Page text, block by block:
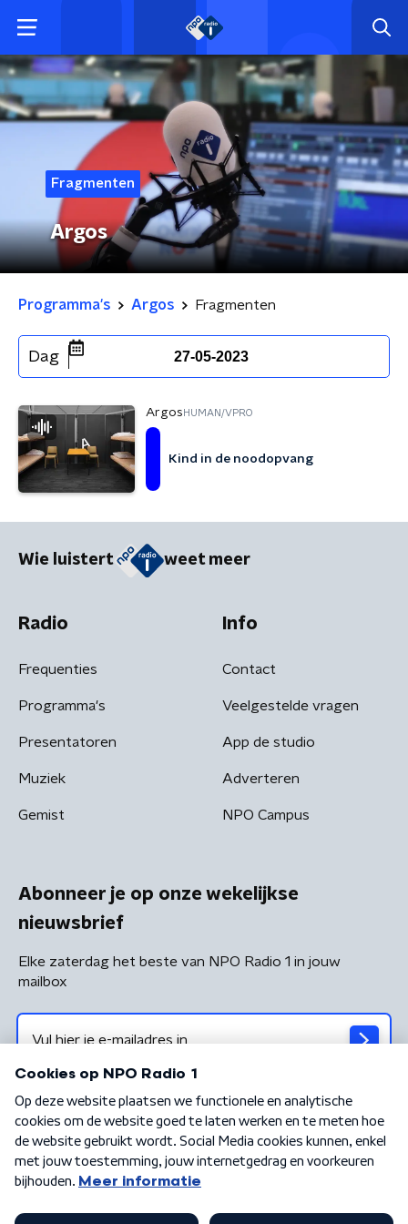
Fragmenten
Argos
Programma's Argos Fragmenten
Dag 27-05-2023
Argos HUMAN/VPRO
Kind in de noodopvang
Wie luistert weet meer
Radio
Frequenties
Programma's
Presentatoren
Muziek
Gemist
Info
Contact
Veelgestelde vragen
App de studio
Adverteren
NPO Campus
Abonneer je op onze wekelijkse
nieuwsbrief
Elke zaterdag het beste van NPO Radio 1 in jouw
mailbox
Algemene voorwaarden